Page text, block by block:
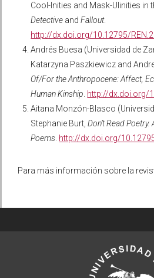
Cool-Inities and Mask-Ulinities in
Detective andFallout.
http://dx.doi.org/10.12795/
Andrés Buesa (Universidad de
Katarzyna Paszkiewicz and
Of/For the Anthropocene: Affect,
Human Kinship http://dx.doi.org/
Aitana Monzón-Blasco
Stephanie Burt,Don’t Read
Poems http://dx.doi.org/
Para más información sobre la